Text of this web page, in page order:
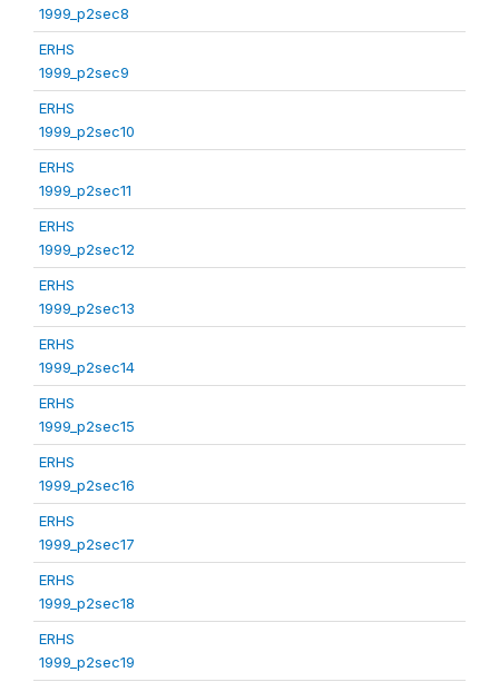
1999_p2sec8
ERHS
1999_p2sec9
ERHS
1999_p2sec10
ERHS
1999_p2sec11
ERHS
1999_p2sec12
ERHS
1999_p2sec13
ERHS
1999_p2sec14
ERHS
1999_p2sec15
ERHS
1999_p2sec16
ERHS
1999_p2sec17
ERHS
1999_p2sec18
ERHS
1999_p2sec19